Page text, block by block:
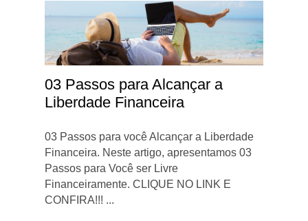
03 Passos para Alcançar a
Liberdade Financeira
03 Passos para você Alcançar a Liberdade
Financeira. Neste artigo, apresentamos 03
Passos para Você ser Livre
Financeiramente. CLIQUE NO LINK E
CONFIRA!!! ...